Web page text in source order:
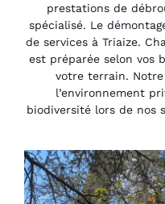
prestations de
spécialisé. Le
de services à Triaize.
est préparée selon vos
votre terrain.
l’environnement
biodiversité lors de nos